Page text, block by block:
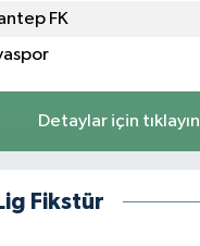
FK
Detaylar için tıklayın
Fikstür